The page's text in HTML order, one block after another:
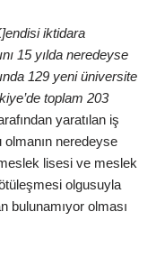
iktidara
15 yılda neredeyse
129 yeni üniversite
toplam 203
yaratılan iş
olmanın neredeyse
lisesi ve meslek
olgusuyla
bulunamıyor olması